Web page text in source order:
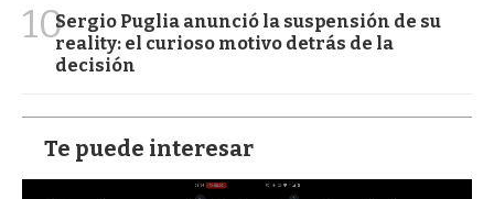
10Sergio Puglia anunció la suspensión de su
reality: el curioso motivo detrás de la
decisión
Te puede interesar